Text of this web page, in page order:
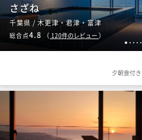
1 2 3 4 5
さざね
千葉県 / 木更津・君津・富津
総合点4.8 （ 120件のレビュー ）
夕朝食付き